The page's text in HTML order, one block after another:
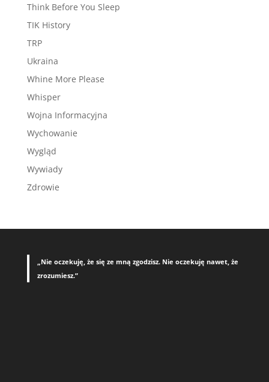
Think Before You Sleep
TIK History
TRP
Ukraina
Whine More Please
Whisper
Wojna Informacyjna
Wychowanie
Wygląd
Wywiady
Zdrowie
„Nie oczekuję, że się ze mną zgodzisz. Nie oczekuję nawet, że
zrozumiesz.”